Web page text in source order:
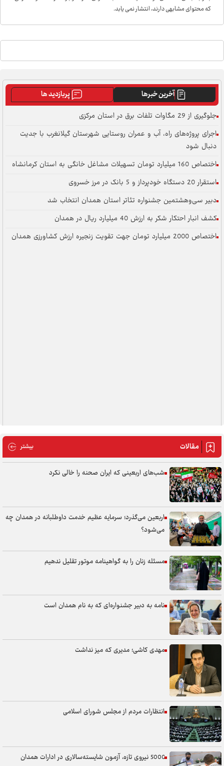
که محتوای مشابهی دارند، انتشار نمی یابد.
آخرین خبرها
پربازدید ها
جلوگیری از 29 مگاوات تلفات برق در استان مرکزی
اجرای پروژه‌های راه، آب و عمران روستایی شهرستان گیلانغرب با جدیت
دنبال شود
اختصاص 160 میلیارد تومان تسهیلات مشاغل خانگی به استان کرمانشاه
استقرار 20 دستگاه خودپرداز و 5 بانک در مرز خسروی
دبیر سی‌وهشتمین جشنواره تئاتر استان همدان انتخاب شد
کشف انبار احتکار شکر به ارزش 40 میلیارد ریال در همدان
اختصاص 2000 میلیارد تومان جهت تقویت زنجیره ارزش کشاورزی همدان
مقالات بیشتر مقالات
شب‌های اربعینی که ایران صحنه را خالی نکرد
اربعین می‌گذرد؛ سرمایه عظیم خدمت داوطلبانه در همدان چه
می‌شود؟
مسئله زنان را به گواهینامه موتور تقلیل ندهیم
نامه به دبیر جشنواره‌ای که به نام همدان است
مهدی کاشی؛ مدیری که میز نداشت
انتظارات مردم از مجلس شورای اسلامی
5000 نیروی تازه، آزمون شایسته‌سالاری در ادارات همدان